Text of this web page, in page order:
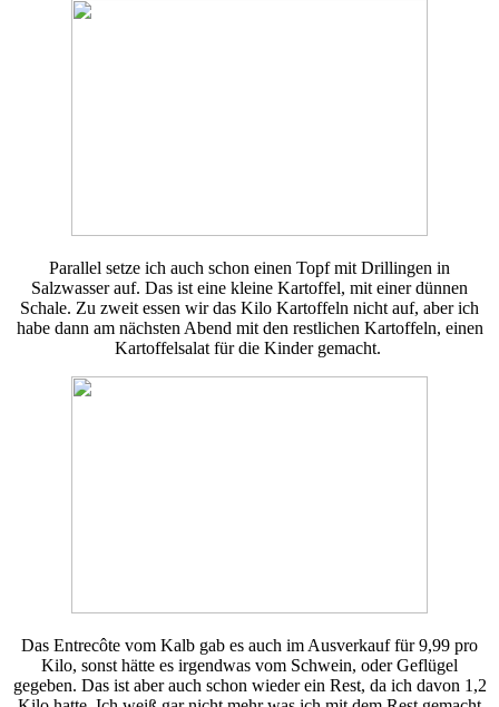
Parallel setze ich auch schon einen Topf mit Drillingen in
Salzwasser auf. Das ist eine kleine Kartoffel, mit einer dünnen
Schale. Zu zweit essen wir das Kilo Kartoffeln nicht auf, aber ich
habe dann am nächsten Abend mit den restlichen Kartoffeln, einen
Kartoffelsalat für die Kinder gemacht.
Das Entrecôte vom Kalb gab es auch im Ausverkauf für 9,99 pro
Kilo, sonst hätte es irgendwas vom Schwein, oder Geflügel
gegeben. Das ist aber auch schon wieder ein Rest, da ich davon 1,2